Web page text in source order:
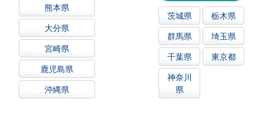
茨城県
栃木県
群馬県
埼玉県
千葉県
東京都
神奈川
県
熊本県
大分県
宮崎県
鹿児島県
沖縄県